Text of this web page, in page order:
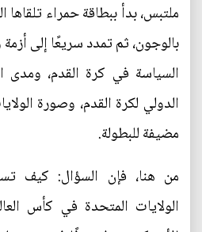
ملتبس، بدأ ببطاقة حمراء تلقاها
بالوجون، ثم تمدد سريعًا إلى
السياسة في كرة القدم، ومدى
الدولي لكرة القدم، وصورة
مضيفة للبطولة.
من هنا، فإن السؤال: كيف
الولايات المتحدة في كأس